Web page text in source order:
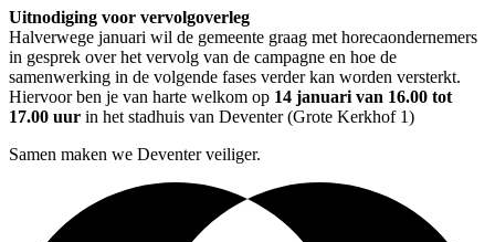
Uitnodiging voor vervolgoverleg
Halverwege januari wil de gemeente graag met horecaondernemers
in gesprek over het vervolg van de campagne en hoe de
samenwerking in de volgende fases verder kan worden versterkt.
Hiervoor ben je van harte welkom op 14 januari van 16.00 tot
17.00 uur in het stadhuis van Deventer (Grote Kerkhof 1)
Samen maken we Deventer veiliger.